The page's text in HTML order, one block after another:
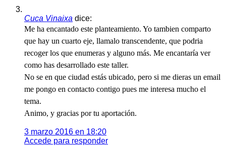
Cuca Vinaixa dice:
Me ha encantado este planteamiento. Yo tambien comparto
que hay un cuarto eje, llamalo transcendente, que podria
recoger los que enumeras y alguno más. Me encantaría ver
como has desarrollado este taller.
No se en que ciudad estás ubicado, pero si me dieras un email
me pongo en contacto contigo pues me interesa mucho el
tema.
Animo, y gracias por tu aportación.
3 marzo 2016 en 18:20
Accede para responder